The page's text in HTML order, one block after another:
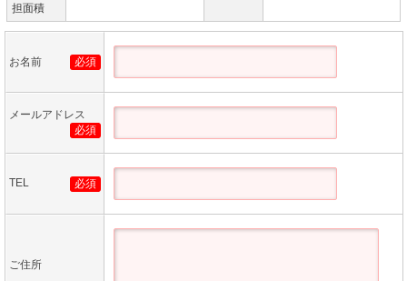
担面積
お名前 必須
メールアドレス
必須
TEL 必須
ご住所